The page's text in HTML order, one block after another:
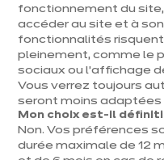
Recrutement
Découvrez
fonctionnement du
accéder au site et à
fonctionnalités
pleinement, comme le
sociaux ou l’affichage
Vous verrez toujours
seront moins adaptées
Mon choix est-il
Non. Vos préférences
durée maximale de 12